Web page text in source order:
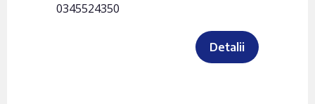
0345524350
Detalii